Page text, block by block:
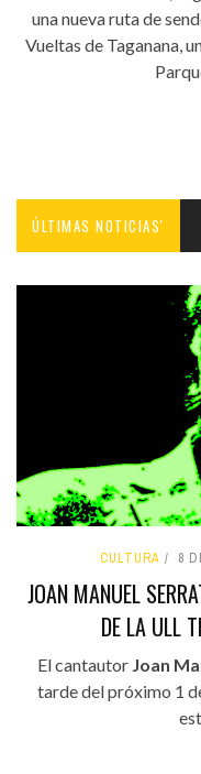
una nueva ruta de
Vueltas de Taganana,
ÚLTIMAS NOTICIAS'
CULTURA 8
JOAN MANUEL
DE LA ULL
El cantautor Joan
tarde del próximo 1